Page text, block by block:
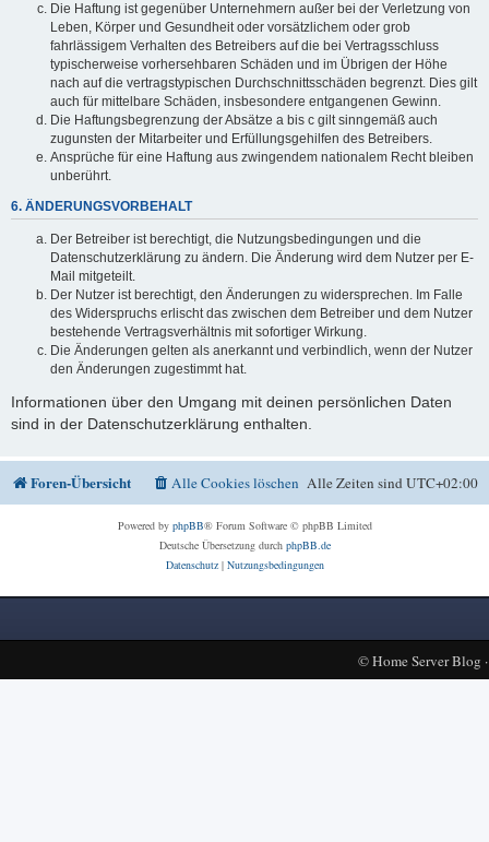
Die Haftung ist gegenüber Unternehmern außer bei der Verletzung von
Leben, Körper und Gesundheit oder vorsätzlichem oder grob
fahrlässigem Verhalten des Betreibers auf die bei Vertragsschluss
typischerweise vorhersehbaren Schäden und im Übrigen der Höhe
nach auf die vertragstypischen Durchschnittsschäden begrenzt. Dies gilt
auch für mittelbare Schäden, insbesondere entgangenen Gewinn.
Die Haftungsbegrenzung der Absätze a bis c gilt sinngemäß auch
zugunsten der Mitarbeiter und Erfüllungsgehilfen des Betreibers.
Ansprüche für eine Haftung aus zwingendem nationalem Recht bleiben
unberührt.
6. ÄNDERUNGSVORBEHALT
Der Betreiber ist berechtigt, die Nutzungsbedingungen und die
Datenschutzerklärung zu ändern. Die Änderung wird dem Nutzer per E-
Mail mitgeteilt.
Der Nutzer ist berechtigt, den Änderungen zu widersprechen. Im Falle
des Widerspruchs erlischt das zwischen dem Betreiber und dem Nutzer
bestehende Vertragsverhältnis mit sofortiger Wirkung.
Die Änderungen gelten als anerkannt und verbindlich, wenn der Nutzer
den Änderungen zugestimmt hat.
Informationen über den Umgang mit deinen persönlichen Daten
sind in der Datenschutzerklärung enthalten.
Foren-Übersicht Alle Zeiten sindUTC+02:00
Alle Cookies löschen
Powered by phpBB® Forum Software © phpBB Limited
Deutsche Übersetzung durch phpBB.de
Datenschutz| Nutzungsbedingungen
©Home Server Blog